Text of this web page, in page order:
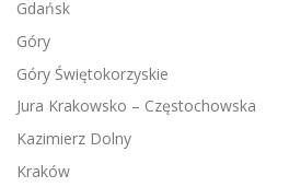
Gdańsk
Góry
Góry Świętokorzyskie
Jura Krakowsko – Częstochowska
Kazimierz Dolny
Kraków